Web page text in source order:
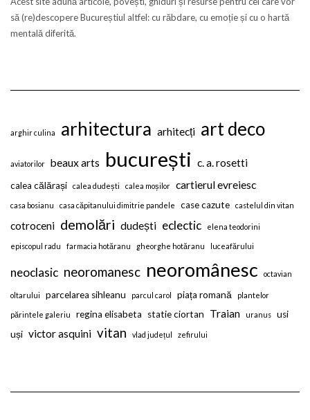
să (re)descopere Bucureștiul altfel: cu răbdare, cu emoție și cu o hartă
mentală diferită.
arghir culina arhitectura arhitecți art deco
aviatorilor beaux arts bucurești c. a. rosetti
calea călărași calea dudești calea moșilor cartierul evreiesc
casa bosianu casa căpitanului dimitrie pandele case cazute castelul din vitan
cotroceni demolări dudești eclectic elena teodorini
episcopul radu farmacia hotăranu gheorghe hotăranu luceafărului
neoclasic neoromanesc neoromânesc octavian
oltarului parcelarea sihleanu parcul carol piața romană plantelor
părintele galeriu regina elisabeta statie ciortan Traian uranus
usi
uși victor asquini vitan vlad județul zefirului